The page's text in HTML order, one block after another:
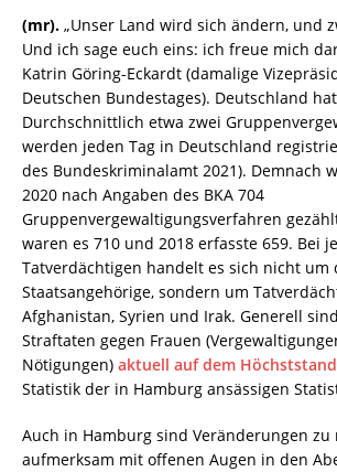
(mr). „Unser Land wird sich ändern, und
Und ich sage euch eins: ich freue mich
Katrin Göring-Eckardt (damalige
Deutschen Bundestages). Deutschland
Durchschnittlich etwa zwei
werden jeden Tag in Deutschland
des Bundeskriminalamt 2021). Demnach
2020 nach Angaben des BKA 704
Gruppenvergewaltigungsverfahren
waren es 710 und 2018 erfasste 659. Bei
Tatverdächtigen handelt es sich nicht um
Staatsangehörige, sondern um
Afghanistan, Syrien und Irak. Generell
Straftaten gegen Frauen
Nötigungen) aktuell auf dem
Statistik der in Hamburg ansässigen
Auch in Hamburg sind Veränderungen zu
aufmerksam mit offenen Augen in den